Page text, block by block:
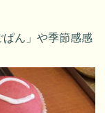
ぱん」や季節感感